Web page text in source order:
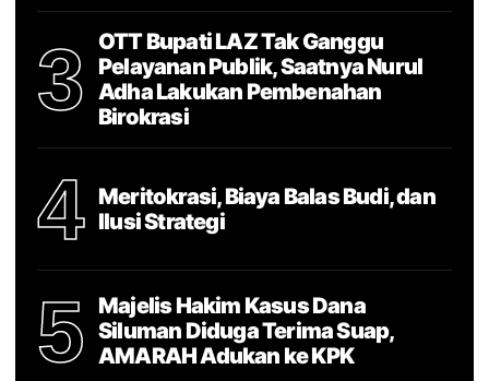
3
OTT Bupati LAZ Tak Ganggu
Pelayanan Publik, Saatnya Nurul
Adha Lakukan Pembenahan
Birokrasi
4
Meritokrasi, Biaya Balas Budi, dan
Ilusi Strategi
5
Majelis Hakim Kasus Dana
Siluman Diduga Terima Suap,
AMARAH Adukan ke KPK